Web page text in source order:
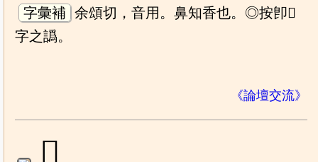
字彙補 余頌切，音用。鼻知香也。◎按卽𦤘
字之譌。
《論壇交流》
𠆑